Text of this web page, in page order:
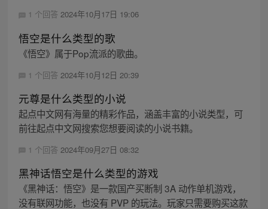
1 个回答 2024年10月17日 19:06
悟空是什么类型的歌
《悟空》属于Pop流派的歌曲。
1 个回答 2024年10月12日 20:39
元尊是什么类型的小说
起点中文网有海量的精彩作品，涵盖丰富的小说类型，可
前往起点中文网搜索您想要阅读的小说书籍。
1 个回答 2024年09月27日 08:32
黑神话悟空是什么类型的游戏
《黑神话：悟空》是一款国产买断制 3A 动作单机游戏，
没有联网功能，也没有 PVP 的玩法。玩家只需要购买这款